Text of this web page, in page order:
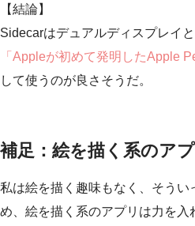
【結論】
Sidecarはデュアルディスプレイ
「Appleが初めて発明したApple
して使うのが良さそうだ。
補足：絵を描く系のア
私は絵を描く趣味もなく、そうい
め、絵を描く系のアプリは力を入